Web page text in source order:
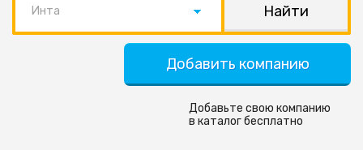
Инта
Добавить компанию
Добавьте свою компанию
в каталог бесплатно